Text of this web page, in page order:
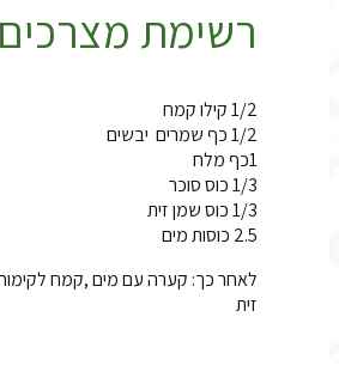
רשימת מצרכים
1/2 קילו קמח
1/2 כף שמרים יבשים
1כף מלח
1/3 כוס סוכר
1/3 כוס שמן זית
2.5 כוסות מים
לאחר כך: קערה עם מים ,קמח
זית